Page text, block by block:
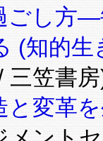
ごし方
(知的
三笠書
変革